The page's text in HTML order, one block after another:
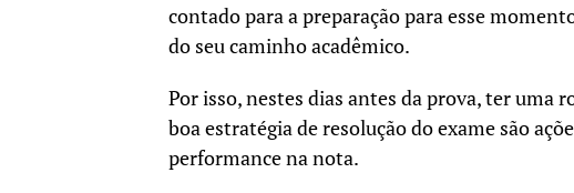
contado para a preparação para esse
do seu caminho acadêmico.
Por isso, nestes dias antes da prova, ter uma
boa estratégia de resolução do exame são
performance na nota.